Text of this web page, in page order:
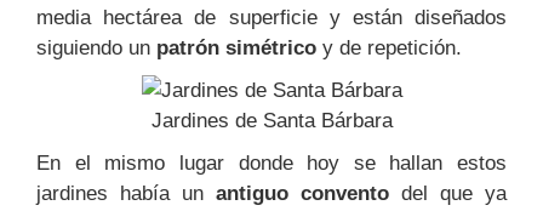
media hectárea de superficie y están diseñados
siguiendo un patrón simétrico y de repetición.
Jardines de Santa Bárbara
En el mismo lugar donde hoy se hallan estos
jardines había un antiguo convento del que ya